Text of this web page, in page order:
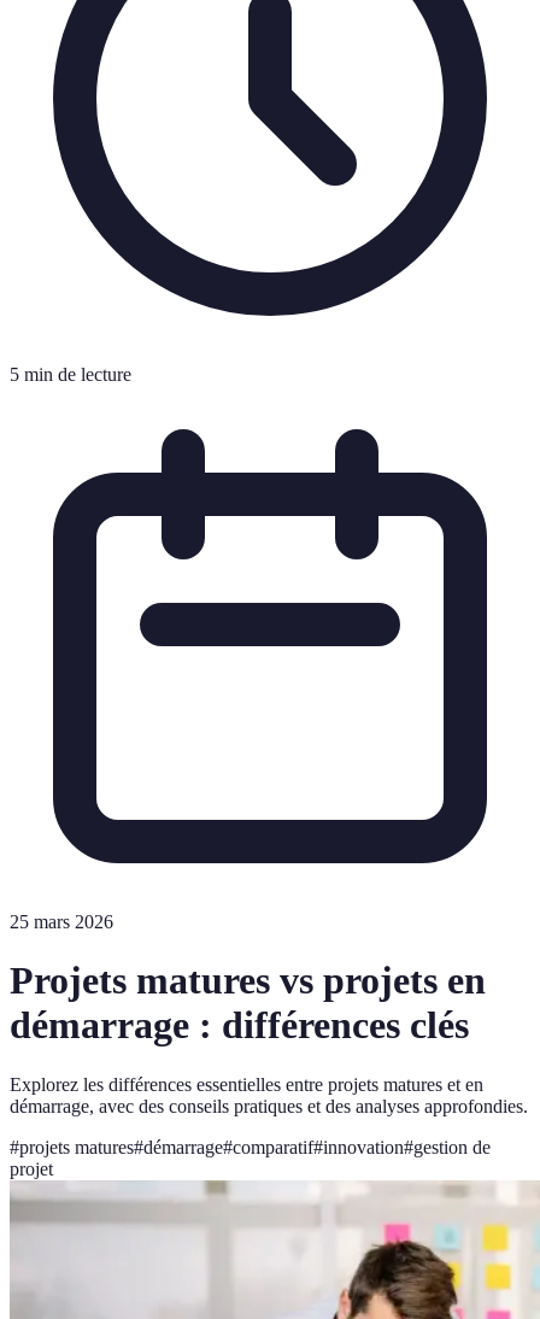
5 min de lecture
25 mars 2026
Projets matures vs projets en
démarrage : différences clés
Explorez les différences essentielles entre projets matures et en
démarrage, avec des conseils pratiques et des analyses approfondies.
#projets matures#démarrage#comparatif#innovation#gestion de
projet